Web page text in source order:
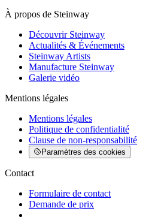
À propos de Steinway
Découvrir Steinway
Actualités & Événements
Steinway Artists
Manufacture Steinway
Galerie vidéo
Mentions légales
Mentions légales
Politique de confidentialité
Clause de non-responsabilité
Paramètres des cookies
Contact
Formulaire de contact
Demande de prix